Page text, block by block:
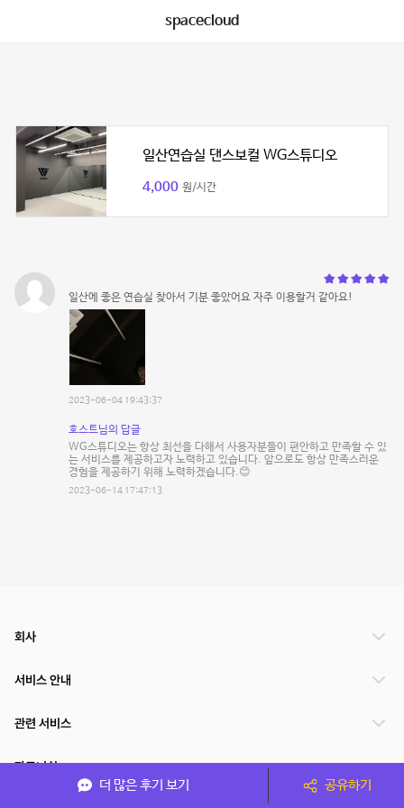
spacecloud
일산연습실 댄스보컬 WG스튜디오
4,000 원/시간
일산에 좋은 연습실 찾아서 기분 좋았어요 자주 이용할거 같아요!
2023-06-04 19:43:37
호스트님의 답글
WG스튜디오는 항상 최선을 다해서 사용자분들이 편안하고 만족할 수 있
는 서비스를 제공하고자 노력하고 있습니다. 앞으로도 항상 만족스러운
경험을 제공하기 위해 노력하겠습니다.😊
2023-06-14 17:47:13
더 많은 후기 보기 공유하기
회사
서비스 안내
관련 서비스
파트너쉽